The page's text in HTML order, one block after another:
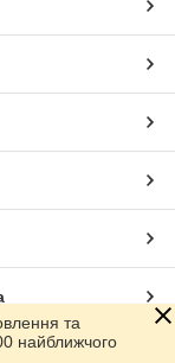
та
найближчого